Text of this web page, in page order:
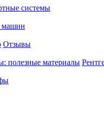
системы
машин
Отзывы
полезные материалы